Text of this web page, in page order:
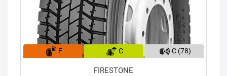
F C C (78)
FIRESTONE